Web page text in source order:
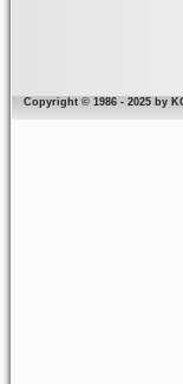
Copyright © 1986 - 2025 by